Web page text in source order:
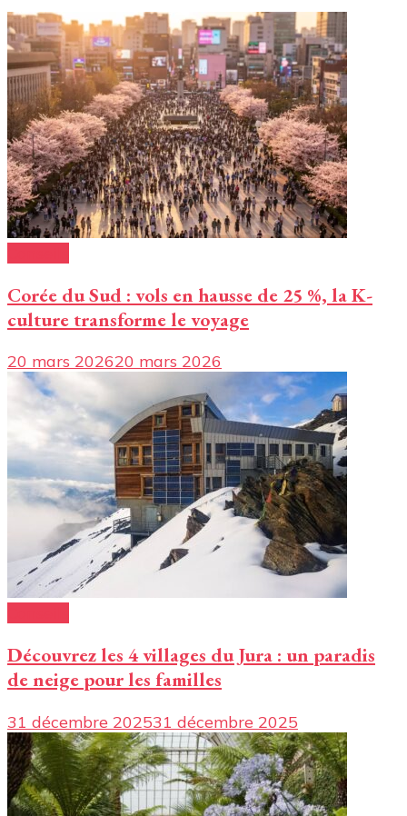
Corée du Sud : vols en hausse de 25 %, la K-
culture transforme le voyage
20 mars 202620 mars 2026
Découvrez les 4 villages du Jura : un paradis
de neige pour les familles
31 décembre 202531 décembre 2025